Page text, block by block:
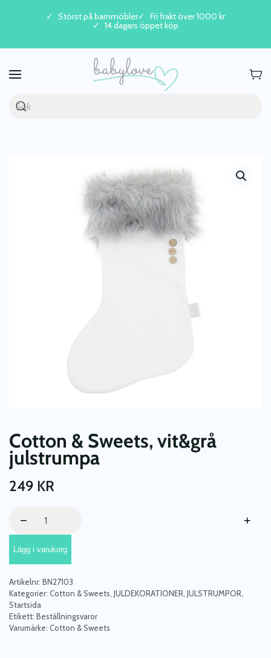
Skip to main content
Störst på barnmöbler
Fri frakt över 1000 kr
14 dagars öppet köp
Cotton & Sweets, vit&grå
julstrumpa
249 KR
Sweets,
vit&grå
julstrumpa
mängd
− +
Lägg i varukorg
Artikelnr: BN27103
Kategorier: Cotton & Sweets JULDEKORATIONER JULSTRUMPOR
Startsida
Etikett: Beställningsvaror
Varumärke: Cotton & Sweets